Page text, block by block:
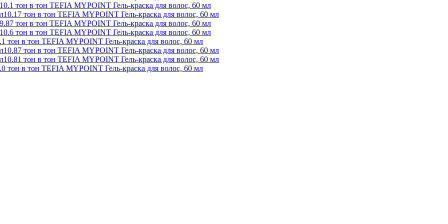
10.1 тон в тон TEFIA MYPOINT Гель-краска для волос, 60 мл
10.17 тон в тон TEFIA MYPOINT Гель-краска для волос, 60 мл
9.87 тон в тон TEFIA MYPOINT Гель-краска для волос, 60 мл
10.6 тон в тон TEFIA MYPOINT Гель-краска для волос, 60 мл
тон в тон TEFIA MYPOINT Гель-краска для волос, 60 мл
10.87 тон в тон TEFIA MYPOINT Гель-краска для волос, 60 мл
10.81 тон в тон TEFIA MYPOINT Гель-краска для волос, 60 мл
тон в тон TEFIA MYPOINT Гель-краска для волос, 60 мл